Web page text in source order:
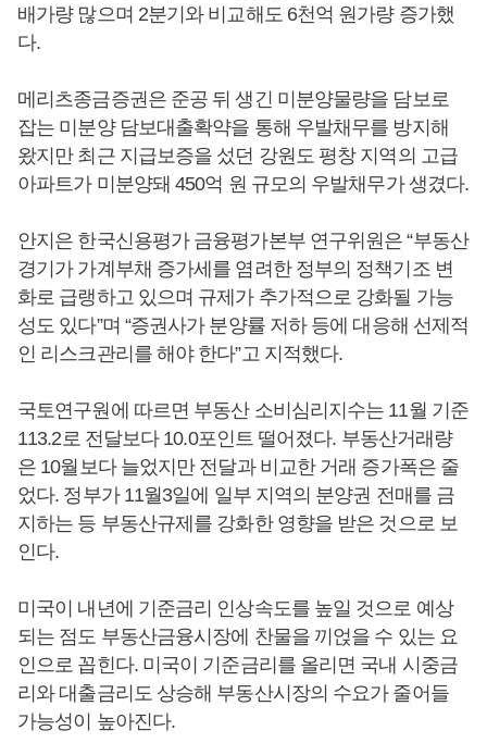
배가량 많으며 2분기와 비교해도 6천억 원가량 증가했
다.
메리츠종금증권은 준공 뒤 생긴 미분양물량을 담보로
잡는 미분양 담보대출확약을 통해 우발채무를 방지해
왔지만 최근 지급보증을 섰던 강원도 평창 지역의 고급
아파트가 미분양돼 450억 원 규모의 우발채무가 생겼다.
안지은 한국신용평가 금융평가본부 연구위원은 “부동산
경기가 가계부채 증가세를 염려한 정부의 정책기조 변
화로 급랭하고 있으며 규제가 추가적으로 강화될 가능
성도 있다”며 “증권사가 분양률 저하 등에 대응해 선제적
인 리스크관리를 해야 한다”고 지적했다.
국토연구원에 따르면 부동산 소비심리지수는 11월 기준
113.2로 전달보다 10.0포인트 떨어졌다. 부동산거래량
은 10월보다 늘었지만 전달과 비교한 거래 증가폭은 줄
었다. 정부가 11월3일에 일부 지역의 분양권 전매를 금
지하는 등 부동산규제를 강화한 영향을 받은 것으로 보
인다.
미국이 내년에 기준금리 인상속도를 높일 것으로 예상
되는 점도 부동산금융시장에 찬물을 끼얹을 수 있는 요
인으로 꼽힌다. 미국이 기준금리를 올리면 국내 시중금
리와 대출금리도 상승해 부동산시장의 수요가 줄어들
가능성이 높아진다.